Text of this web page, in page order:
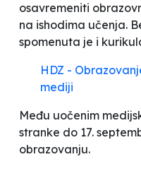
osavremeniti
na ishodima učenja.
spomenuta je i
HDZ -
mediji
Među uočenim
stranke do 17.
obrazovanju.